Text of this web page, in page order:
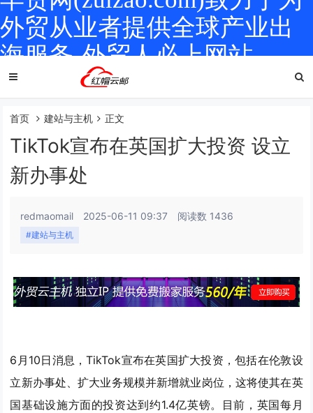
外贸从业者提供全球产业出
海服务-外贸人必上网站
首页 建站与主机 正文
TikTok宣布在英国扩大投资 设立
新办事处
redmaomail 2025-06-11 09:37 阅读数 1436
#建站与主机
6月10日消息，TikTok宣布在英国扩大投资，包括在伦敦设
立新办事处、扩大业务规模并新增就业岗位，这将使其在英
国基础设施方面的投资达到约1.4亿英镑。目前，英国每月